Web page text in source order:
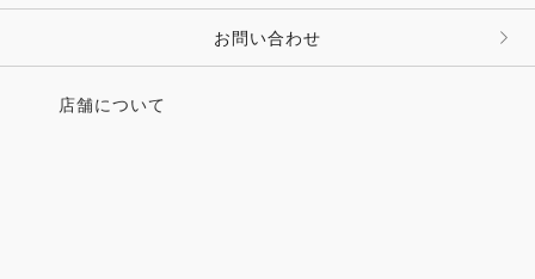
お問い合わせ
店舗について